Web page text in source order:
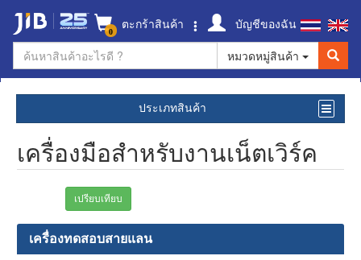
0 ตะกร้าสินค้า
บัญชีของฉัน
หมวดหมู่สินค้า
ประเภทสินค้า
เครื่องมือสำหรับงานเน็ตเวิร์ค
เปรียบเทียบ
เครื่องทดสอบสายแลน